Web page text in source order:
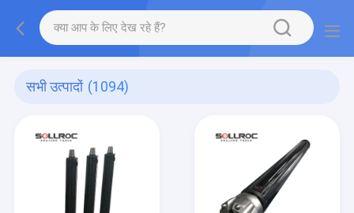
सभी उत्पादों (1094)